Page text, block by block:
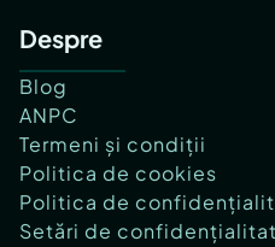
Despre
Blog
ANPC
Termeni și condiții
Politica de cookies
Politica de
Setări de